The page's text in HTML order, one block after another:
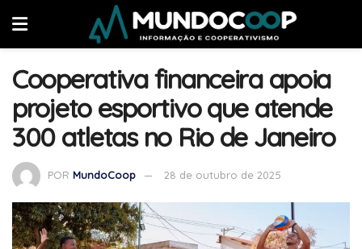
Cooperativa financeira apoia
projeto esportivo que atende
300 atletas no Rio de Janeiro
POR MundoCoop 28 de outubro de 2025